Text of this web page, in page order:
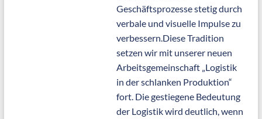
Geschäftsprozesse stetig durch
verbale und visuelle Impulse zu
verbessern.Diese Tradition
setzen wir mit unserer neuen
Arbeitsgemeinschaft „Logistik
in der schlanken Produktion“
fort. Die gestiegene Bedeutung
der Logistik wird deutlich, wenn